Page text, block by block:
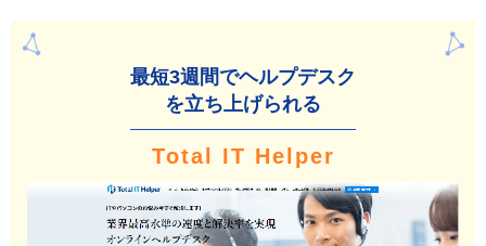
最短3週間でヘルプデスク
を立ち上げられる
Total IT Helper